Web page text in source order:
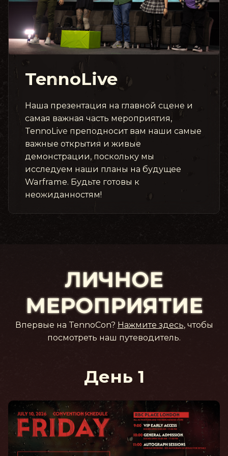
TennoLive
Наша презентация на главной сцене и
самая важная часть мероприятия,
TennoLive преподносит вам наши самые
важные открытия и живые
демонстрации, поскольку мы
исследуем наши планы на будущее
Warframe. Будьте готовы к
неожиданностям!
ЛИЧНОЕ
МЕРОПРИЯТИЕ
Впервые на TennoCon? Нажмите здесь, чтобы
посмотреть наш путеводитель.
День 1